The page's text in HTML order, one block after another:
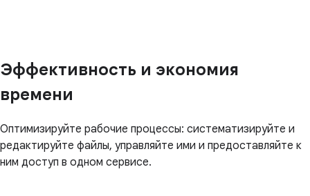
Эффективность и экономия
времени
Оптимизируйте рабочие процессы: систематизируйте и
редактируйте файлы, управляйте ими и предоставляйте к
ним доступ в одном сервисе.